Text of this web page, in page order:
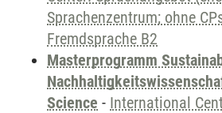
Sprachenzentrum; ohne
Fremdsprache B2
Masterprogramm
Science - International